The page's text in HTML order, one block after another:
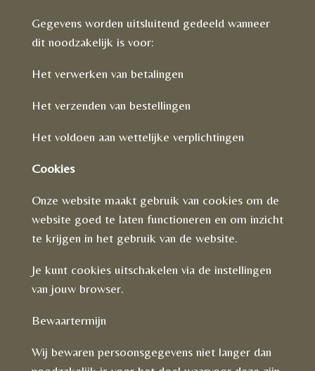
Gegevens worden uitsluitend gedeeld wanneer
dit noodzakelijk is voor:
Het verwerken van betalingen
Het verzenden van bestellingen
Het voldoen aan wettelijke verplichtingen
Cookies
Onze website maakt gebruik van cookies om de
website goed te laten functioneren en om inzicht
te krijgen in het gebruik van de website.
Je kunt cookies uitschakelen via de instellingen
van jouw browser.
Bewaartermijn
Wij bewaren persoonsgegevens niet langer dan